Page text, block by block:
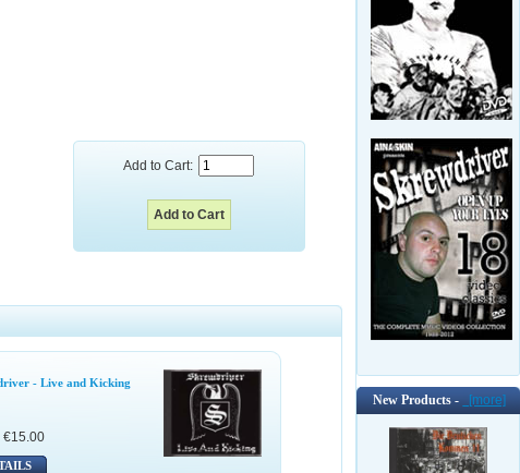
Add to Cart:
- Live and Kicking
€15.00
New Products - [more]